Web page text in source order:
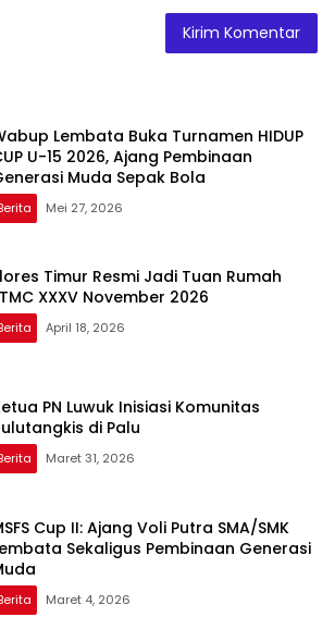
Lembata Buka Turnamen HIDUP
U-15 2026, Ajang Pembinaan
Muda Sepak Bola
Mei 27, 2026
Timur Resmi Jadi Tuan Rumah
XXXV November 2026
April 18, 2026
PN Luwuk Inisiasi Komunitas
di Palu
Maret 31, 2026
Cup II: Ajang Voli Putra SMA/SMK
Sekaligus Pembinaan Generasi
Maret 4, 2026